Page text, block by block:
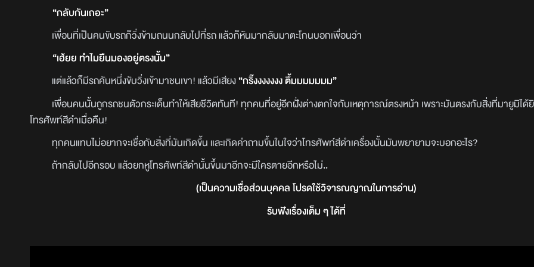
“กลับกันเถอะ”
เพื่อนที่เป็นคนขับรถก็วิ่งข้ามถนนกลับไปที่รถ แล้วก็หันมากลับมาตะโกนบอกเพื่อนว่า
“เฮ้ยย ทำไมยืนมองอยู่ตรงนั้น”
แต่แล้วก็มีรถคันหนึ่งขับวิ่งเข้ามาชนเขา! แล้วมีเสียง“กริ๊งงงงงงง ตึ้มมมมมมม”
เพื่อนคนนั้นถูกรถชนตัวกระเด็นทำให้เสียชีวิตทันที! ทุกคนที่อยู่อีกฝั่งต่างตกใจกับเหตุการณ์ตรงหน้า เพราะมันตรงกับสิ่งที่มายูมิได้
โทรศัพท์สีดำเมื่อคืน!
ทุกคนแทบไม่อยากจะเชื่อกับสิ่งที่มันเกิดขึ้น และเกิดคำถามขึ้นในใจว่าโทรศัพท์สีดำเครื่องนั้นมันพยายามจะบอกอะไร?
ถ้ากลับไปอีกรอบ แล้วยกหูโทรศัพท์สีดำนั้นขึ้นมาอีกจะมีใครตายอีกหรือไม่..
(เป็นความเชื่อส่วนบุคคล โปรดใช้วิจารณญาณในการอ่าน)
รับฟังเรื่องเต็ม ๆ ได้ที่